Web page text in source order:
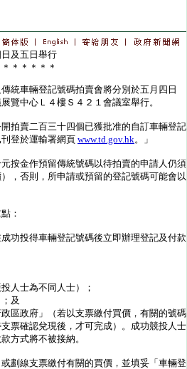
及五日舉行
＊＊＊＊＊
車輛登記號碼拍賣會將分別於五月四日
覽中心Ｌ４樓Ｓ４２１會議室舉行。
賣二百三十四個已獲批准的自訂車輛登記
登於運輸署網頁 www.td.gov.hk。」
金作預留傳統號碼以待拍賣的申請人仍須
，否則，所申請或預留的登記號碼可能會以
：
功投得車輛登記號碼後立即辦理登記及付款
人士為不同人士）；
及
區政府」（若以支票繳付買價，有關的號碼
票確認兌現後，才可完成）。成功競投人士
方式將不被接納。
劃線支票繳付有關的買價，並填妥「車輛登